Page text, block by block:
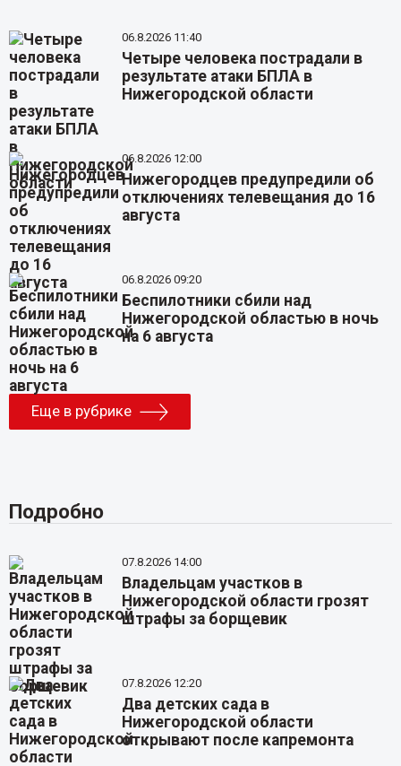
06.8.2026 11:40
Четыре человека пострадали в
результате атаки БПЛА в
Нижегородской области
06.8.2026 12:00
Нижегородцев предупредили об
отключениях телевещания до 16
августа
06.8.2026 09:20
Беспилотники сбили над
Нижегородской областью в ночь
на 6 августа
Еще в рубрике
Подробно
07.8.2026 14:00
Владельцам участков в
Нижегородской области грозят
штрафы за борщевик
07.8.2026 12:20
Два детских сада в
Нижегородской области
открывают после капремонта